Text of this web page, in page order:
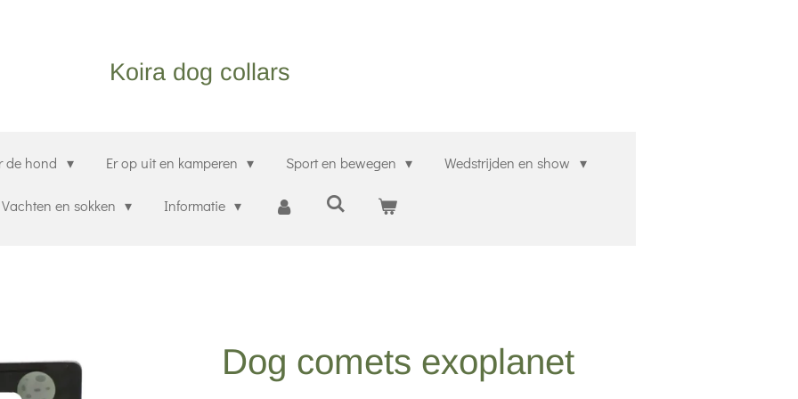
Koira dog collars
de hond Er op uit en kamperen Sport en bewegen Wedstrijden en show
Vachten en sokken Informatie
Dog comets exoplanet